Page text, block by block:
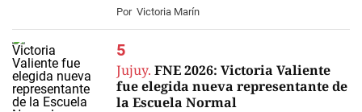
Por Victoria Marín
Jujuy. FNE 2026: Victoria Valiente
fue elegida nueva representante de
la Escuela Normal